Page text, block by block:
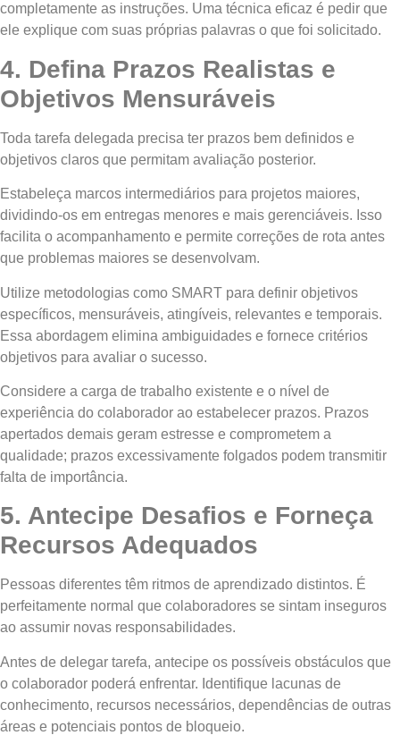
completamente as instruções. Uma técnica eficaz é pedir que
ele explique com suas próprias palavras o que foi solicitado.
4. Defina Prazos Realistas e
Objetivos Mensuráveis
Toda tarefa delegada precisa ter prazos bem definidos e
objetivos claros que permitam avaliação posterior.
Estabeleça marcos intermediários para projetos maiores,
dividindo-os em entregas menores e mais gerenciáveis. Isso
facilita o acompanhamento e permite correções de rota antes
que problemas maiores se desenvolvam.
Utilize metodologias como SMART para definir objetivos
específicos, mensuráveis, atingíveis, relevantes e temporais.
Essa abordagem elimina ambiguidades e fornece critérios
objetivos para avaliar o sucesso.
Considere a carga de trabalho existente e o nível de
experiência do colaborador ao estabelecer prazos. Prazos
apertados demais geram estresse e comprometem a
qualidade; prazos excessivamente folgados podem transmitir
falta de importância.
5. Antecipe Desafios e Forneça
Recursos Adequados
Pessoas diferentes têm ritmos de aprendizado distintos. É
perfeitamente normal que colaboradores se sintam inseguros
ao assumir novas responsabilidades.
Antes de delegar tarefa, antecipe os possíveis obstáculos que
o colaborador poderá enfrentar. Identifique lacunas de
conhecimento, recursos necessários, dependências de outras
áreas e potenciais pontos de bloqueio.